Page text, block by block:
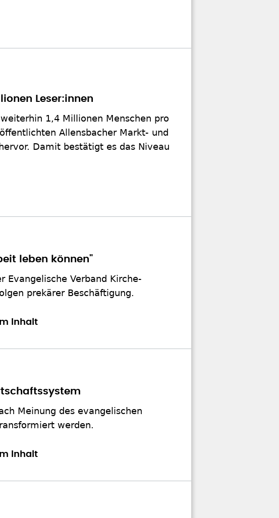
Leser:innen
1,4 Millionen Menschen pro
Allensbacher Markt- und
Damit bestätigt es das Niveau
leben können"
Evangelische Verband Kirche-
prekärer Beschäftigung.
Inhalt
Meinung des evangelischen
werden.
Inhalt